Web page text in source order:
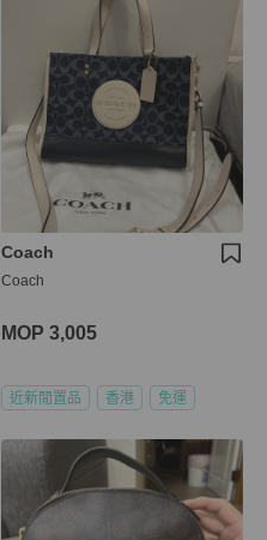
Coach
Coach
MOP 3,005
近新閒置品 香港 免運